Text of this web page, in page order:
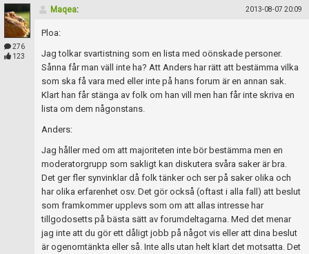
276
123
Maqea: 2013-08-07 20:09
Ploa:
Jag tolkar svartistning som en lista med oönskade personer.
Sånna får man väll inte ha? Att Anders har rätt att bestämma vilka
som ska få vara med eller inte på hans forum är en annan sak.
Klart han får stänga av folk om han vill men han får inte skriva en
lista om dem någonstans.
Anders:
Jag håller med om att majoriteten inte bör bestämma men en
moderatorgrupp som sakligt kan diskutera svåra saker är bra.
Det ger fler synvinklar då folk tänker och ser på saker olika och
har olika erfarenhet osv. Det gör också (oftast i alla fall) att beslut
som framkommer upplevs som om att allas intresse har
tillgodosetts på bästa sätt av forumdeltagarna. Med det menar
jag inte att du gör ett dåligt jobb på något vis eller att dina beslut
är ogenomtänkta eller så. Inte alls utan helt klart det motsatta. Det